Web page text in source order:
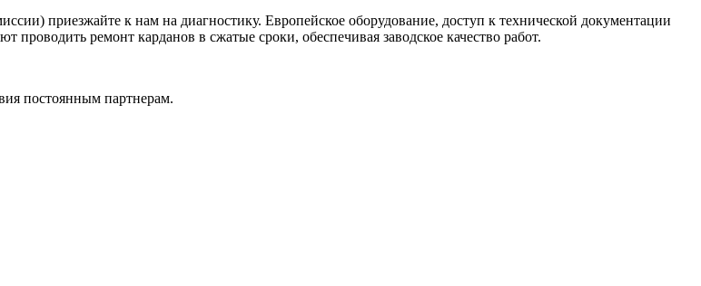
приезжайте к нам на диагностику. Европейское оборудование, доступ к технической документации
ремонт карданов в сжатые сроки, обеспечивая заводское качество работ.
постоянным партнерам.